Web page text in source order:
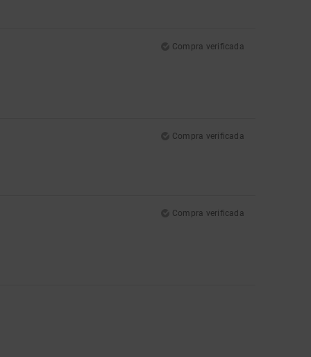
Compra verificada
Compra verificada
Compra verificada